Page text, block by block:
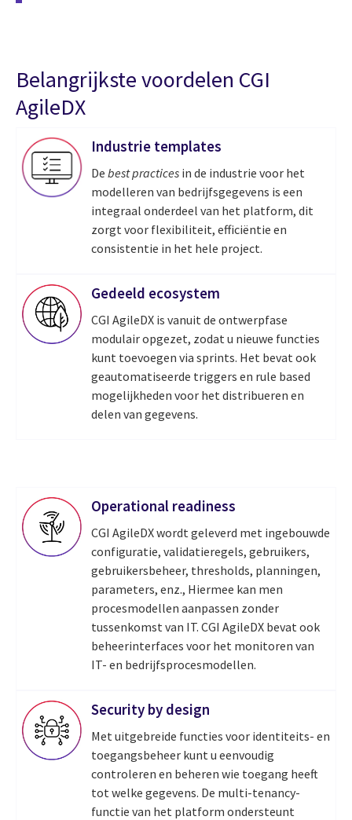
Belangrijkste voordelen CGI
AgileDX
Industrie templates
De best practices in de industrie voor het
modelleren van bedrijfsgegevens is een
integraal onderdeel van het platform, dit
zorgt voor flexibiliteit, efficiëntie en
consistentie in het hele project.
Gedeeld ecosystem
CGI AgileDX is vanuit de ontwerpfase
modulair opgezet, zodat u nieuwe functies
kunt toevoegen via sprints. Het bevat ook
geautomatiseerde triggers en rule based
mogelijkheden voor het distribueren en
delen van gegevens.
Operational readiness
CGI AgileDX wordt geleverd met ingebouwde
configuratie, validatieregels, gebruikers,
gebruikersbeheer, thresholds, planningen,
parameters, enz., Hiermee kan men
procesmodellen aanpassen zonder
tussenkomst van IT. CGI AgileDX bevat ook
beheerinterfaces voor het monitoren van
IT- en bedrijfsprocesmodellen.
Security by design
Met uitgebreide functies voor identiteits- en
toegangsbeheer kunt u eenvoudig
controleren en beheren wie toegang heeft
tot welke gegevens. De multi-tenancy-
functie van het platform ondersteunt